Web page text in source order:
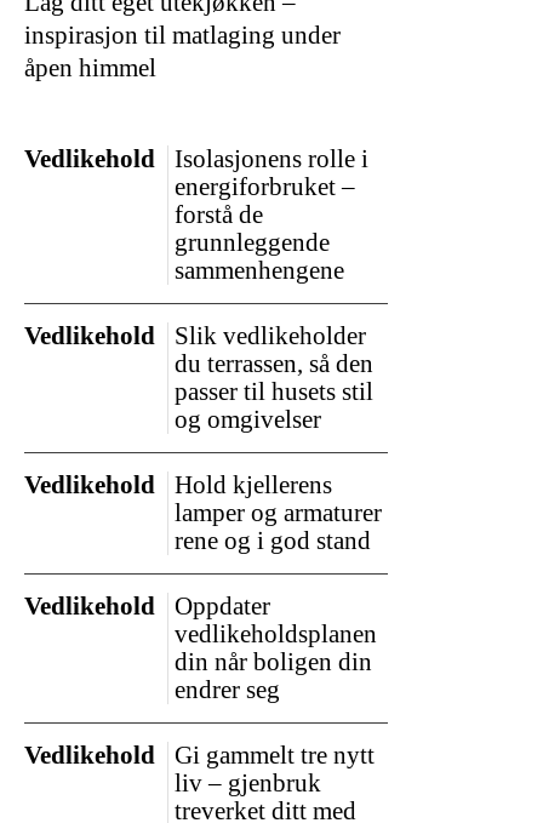
inspirasjon til matlaging under
åpen himmel
Isolasjonens rolle i
energiforbruket –
forstå de
grunnleggende
sammenhengene
Vedlikehold
Slik vedlikeholder
du terrassen, så den
passer til husets stil
og omgivelser
Vedlikehold
Hold kjellerens
lamper og armaturer
rene og i god stand
Vedlikehold
Oppdater
vedlikeholdsplanen
din når boligen din
endrer seg
Vedlikehold
Gi gammelt tre nytt
liv – gjenbruk
treverket ditt med
Vedlikehold